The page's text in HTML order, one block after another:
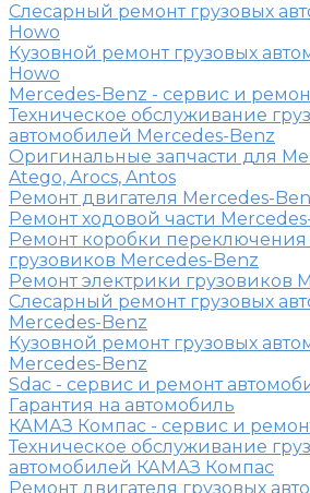
Слесарный ремонт грузовых
Howo
Кузовной ремонт грузовых
Howo
Mercedes-Benz - сервис и
Техническое обслуживание
автомобилей Mercedes-Benz
Оригинальные запчасти для
Atego, Arocs, Antos
Ремонт двигателя Mercedes-
Ремонт ходовой части
Ремонт коробки переключения
грузовиков Mercedes-Benz
Ремонт электрики грузовиков
Слесарный ремонт грузовых
Mercedes-Benz
Кузовной ремонт грузовых
Mercedes-Benz
Sdac - сервис и ремонт
Гарантия на автомобиль
КАМАЗ Компас - сервис и
Техническое обслуживание
автомобилей КАМАЗ Компас
Ремонт двигателя грузовых